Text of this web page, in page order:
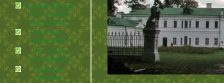
Рекомендации
по лечению
при экземе.
Рак кожи –
базалиома
Что такое
остеоартроз
Болезнь
экзема